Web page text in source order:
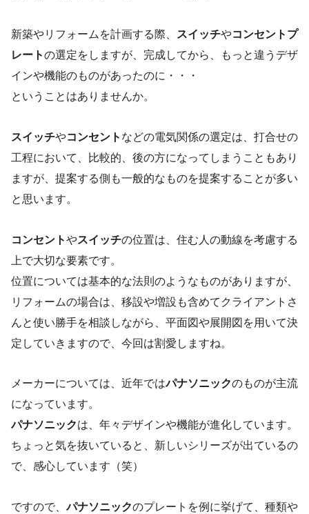
新築やリフォームを計画する際、 スイッチやコンセントプ
レートの選定をしますが、完成してから、もっと違うデザ
インや機能のものがあったのに・・・
ということはありませんか。
スイッチやコンセント などの電気関係の選定は、打合せの
工程において、比較的、後の方になってしまうこともあり
ますが、提案する側も一般的なものを提案することが多い
と思います。
コンセントやスイッチの位置は、住む人の動線を考慮する
上で大切な要素です。
位置については基本的な法則のようなものがありますが、
リフォームの場合は、移設や増設も含めてクライアントさ
んと使い勝手を相談しながら、平面図や展開図を用いて決
定していきますので、今回は割愛しますね。
メーカーについては、近年ではパナソニックのものが主流
になっています。
パナソニックは、年々デザインや機能が進化しています。
ちょっと気を抜いていると、新しいシリーズが出ているの
で、感心しています（笑）
ですので、パナソニックのプレートを例に挙げて、種類や